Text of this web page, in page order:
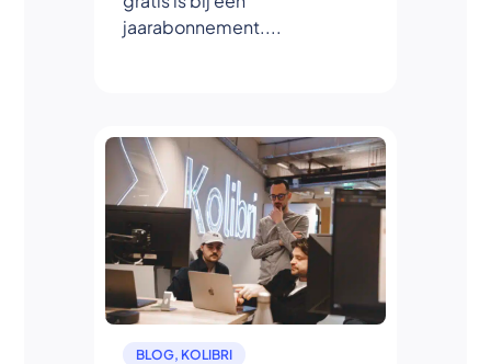
jaarabonnement....
BLOG, KOLIBRI